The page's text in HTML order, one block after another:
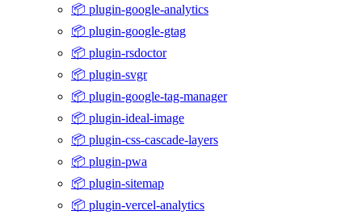
📦 plugin-google-analytics
📦 plugin-google-gtag
📦 plugin-rsdoctor
📦 plugin-svgr
📦 plugin-google-tag-manager
📦 plugin-ideal-image
📦 plugin-css-cascade-layers
📦 plugin-pwa
📦 plugin-sitemap
📦 plugin-vercel-analytics